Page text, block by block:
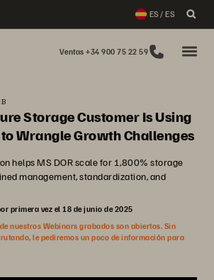
ES / ES
Ventas +34 900 75 22 59
Storage Customer Is Using
Wrangle Growth Challenges
helps MS DOR scale for 1,800% storage
management, standardization, and
primera vez el 18 de junio de 2025
nuestros Webinars grabados son abiertos. Sin
le pediremos un poco de información para